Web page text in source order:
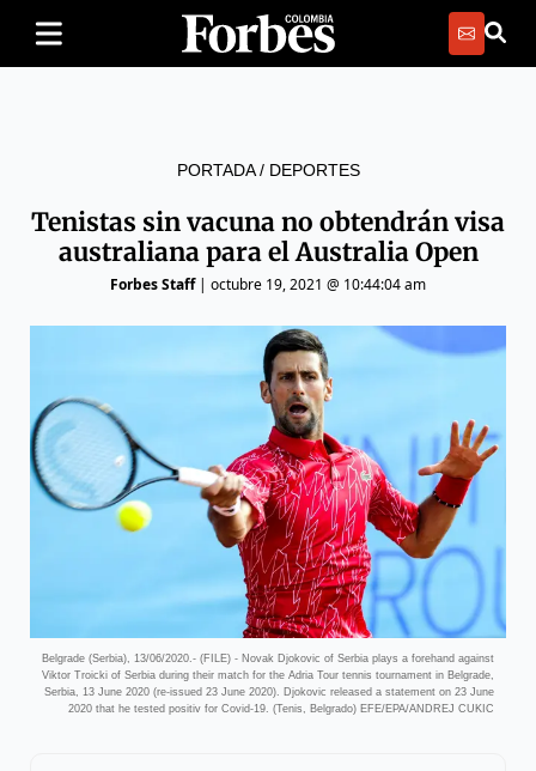
PORTADA/ DEPORTES
Tenistas sin vacuna no obtendrán visa
australiana para el Australia Open
Forbes Staff| octubre 19, 2021 @ 10:44:04 am
Belgrade (Serbia), 13/06/2020.- (FILE) - Novak Djokovic of Serbia plays a forehand against
Viktor Troicki of Serbia during their match for the Adria Tour tennis tournament in Belgrade,
Serbia, 13 June 2020 (re-issued 23 June 2020). Djokovic released a statement on 23 June
2020 that he tested positiv for Covid-19. (Tenis, Belgrado) EFE/EPA/ANDREJ CUKIC